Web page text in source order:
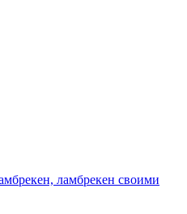
ламбрекен своими